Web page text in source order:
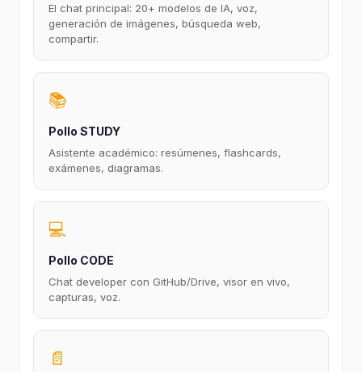
El chat principal: 20+ modelos de IA, voz,
generación de imágenes, búsqueda web,
compartir.
📚
Pollo STUDY
Asistente académico: resúmenes, flashcards,
exámenes, diagramas.
💻
Pollo CODE
Chat developer con GitHub/Drive, visor en vivo,
capturas, voz.
📄